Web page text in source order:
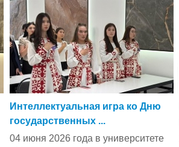
Интеллектуальная игра ко Дню
государственных ...
04 июня 2026 года в университете